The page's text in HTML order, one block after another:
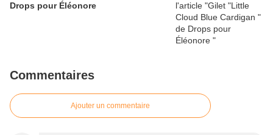
Drops pour Éléonore
Commentaires
Ajouter un commentaire